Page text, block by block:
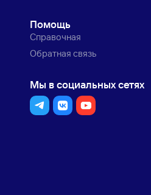
Помощь
Справочная
Обратная связь
Мы в социальных сетях